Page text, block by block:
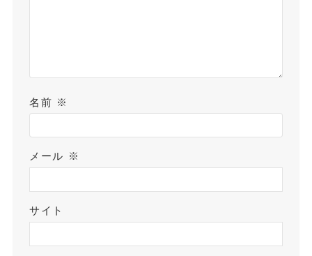
名前 ※
メール ※
サイト